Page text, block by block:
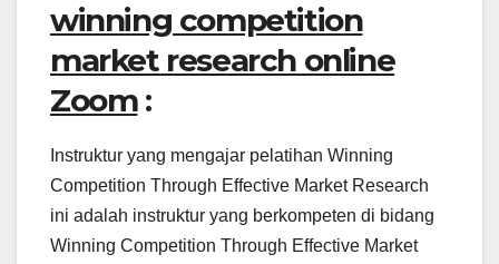
winning competition
market research online
Zoom:
Instruktur yang mengajar pelatihan Winning
Competition Through Effective Market Research
ini adalah instruktur yang berkompeten di bidang
Winning Competition Through Effective Market